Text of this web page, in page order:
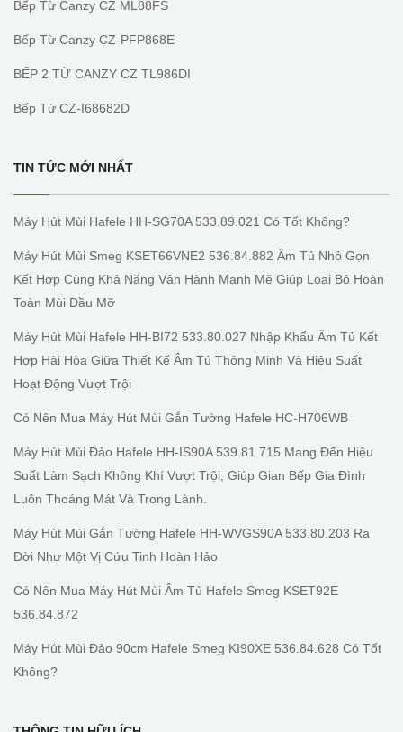
Bếp Từ Canzy CZ ML88FS
Bếp Từ Canzy CZ-PFP868E
BẾP 2 TỪ CANZY CZ TL986DI
Bếp Từ CZ-I68682D
TIN TỨC MỚI NHẤT
Máy Hút Mùi Hafele HH-SG70A 533.89.021 Có Tốt Không?
Máy Hút Mùi Smeg KSET66VNE2 536.84.882 Âm Tủ Nhỏ Gọn
Kết Hợp Cùng Khả Năng Vận Hành Mạnh Mẽ Giúp Loại Bỏ Hoàn
Toàn Mùi Dầu Mỡ
Máy Hút Mùi Hafele HH-BI72 533.80.027 Nhập Khẩu Âm Tủ Kết
Hợp Hài Hòa Giữa Thiết Kế Âm Tủ Thông Minh Và Hiệu Suất
Hoạt Động Vượt Trội
Có Nên Mua Máy Hút Mùi Gắn Tường Hafele HC-H706WB
Máy Hút Mùi Đảo Hafele HH-IS90A 539.81.715 Mang Đến Hiệu
Suất Làm Sạch Không Khí Vượt Trội, Giúp Gian Bếp Gia Đình
Luôn Thoáng Mát Và Trong Lành.
Máy Hút Mùi Gắn Tường Hafele HH-WVGS90A 533.80.203 Ra
Đời Như Một Vị Cứu Tinh Hoàn Hảo
Có Nên Mua Máy Hút Mùi Âm Tủ Hafele Smeg KSET92E
536.84.872
Máy Hút Mùi Đảo 90cm Hafele Smeg KI90XE 536.84.628 Có Tốt
Không?